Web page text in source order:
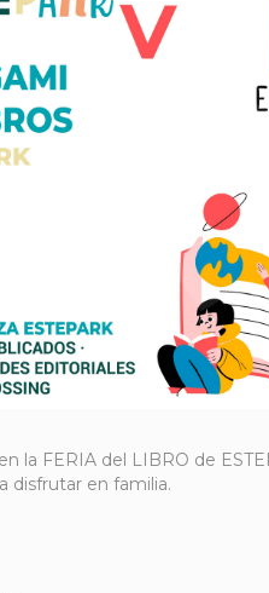
la FERIA del LIBRO de
disfrutar en familia.